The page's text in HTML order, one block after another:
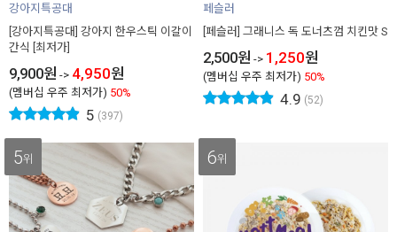
강아지특공대
[강아지특공대] 강아지 한우스틱 이갈이
간식 [최저가]
9,900원 -> 4,950원
(멤버십 우주 최저가) 50%
5 (397)
페슬러
[페슬러] 그래니스 독 도너츠껌 치킨맛 S
2,500원 -> 1,250원
(멤버십 우주 최저가) 50%
4.9 (52)
5위 6위